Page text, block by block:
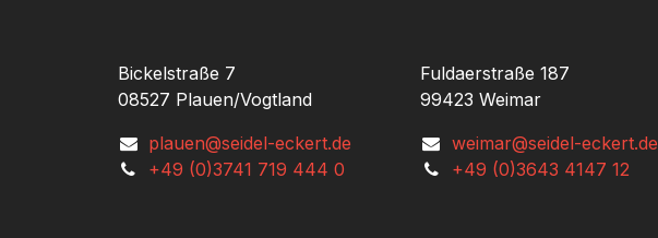
Bickelstraße 7
08527 Plauen/Vogtland
plauen@seidel-eckert.de
+49 (0)3741 719 444 0
Fuldaerstraße 187
99423 Weimar
weimar@seidel-eckert.de
+49 (0)3643 4147 12